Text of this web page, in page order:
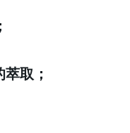
取；